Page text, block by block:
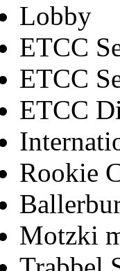
Lobby
ETCC
ETCC
ETCC
Rookie
Motzki